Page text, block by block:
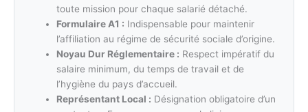
toute mission pour chaque salarié détaché.
Formulaire A1 : Indispensable pour maintenir
l’affiliation au régime de sécurité sociale d’origine.
Noyau Dur Réglementaire : Respect impératif du
salaire minimum, du temps de travail et de
l’hygiène du pays d’accueil.
Représentant Local : Désignation obligatoire d’un